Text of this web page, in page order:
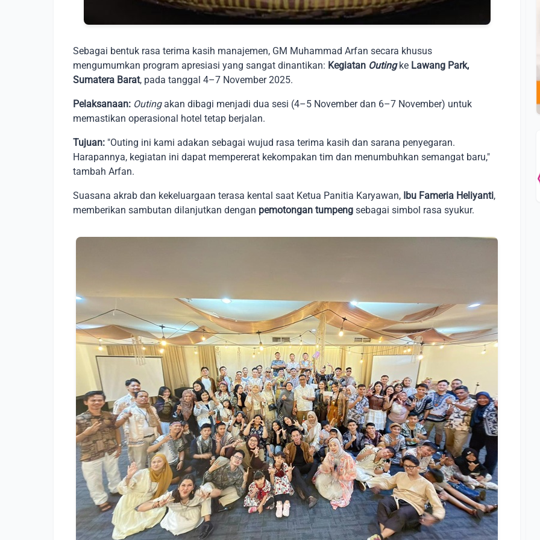
Sebagai bentuk rasa terima kasih manajemen, GM Muhammad Arfan secara khusus
mengumumkan program apresiasi yang sangat dinantikan: Kegiatan Outingke Lawang Park,
Sumatera Barat, pada tanggal 4–7 November 2025.
Pelaksanaan: Outingakan dibagi menjadi dua sesi (4–5 November dan 6–7 November) untuk
memastikan operasional hotel tetap berjalan.
Tujuan: "Outing ini kami adakan sebagai wujud rasa terima kasih dan sarana penyegaran.
Harapannya, kegiatan ini dapat mempererat kekompakan tim dan menumbuhkan semangat baru,"
tambah Arfan.
Suasana akrab dan kekeluargaan terasa kental saat Ketua Panitia Karyawan, Ibu Fameria Heliyanti,
memberikan sambutan dilanjutkan dengan pemotongan tumpeng sebagai simbol rasa syukur.